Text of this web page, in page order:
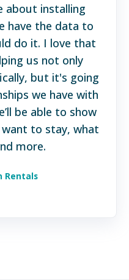
about installing
have the data to
do it. I love that
us not only
but it's going
we have with
be able to show
to stay, what
more.
Rentals